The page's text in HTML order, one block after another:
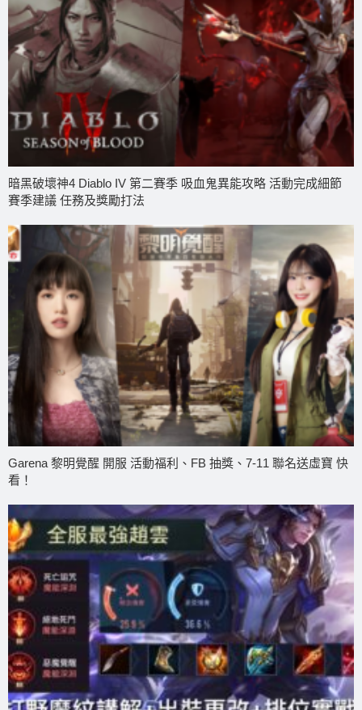
暗黑破壞神4 Diablo IV 第二賽季 吸血鬼異能攻略 活動完成細節
賽季建議 任務及獎勵打法
Garena 黎明覺醒 開服 活動福利、FB 抽獎、7-11 聯名送虛寶 快
看！